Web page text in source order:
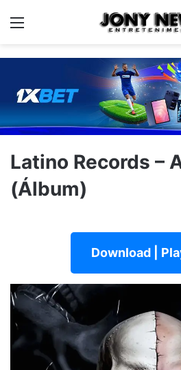
Menu
Latino Records –
(Álbum)
Download |